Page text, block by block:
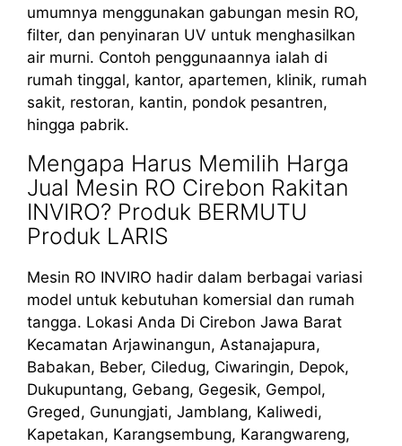
umumnya menggunakan gabungan mesin RO,
filter, dan penyinaran UV untuk menghasilkan
air murni. Contoh penggunaannya ialah di
rumah tinggal, kantor, apartemen, klinik, rumah
sakit, restoran, kantin, pondok pesantren,
hingga pabrik.
Mengapa Harus Memilih Harga
Jual Mesin RO Cirebon Rakitan
INVIRO? Produk BERMUTU
Produk LARIS
Mesin RO INVIRO hadir dalam berbagai variasi
model untuk kebutuhan komersial dan rumah
tangga. Lokasi Anda Di Cirebon Jawa Barat
Kecamatan Arjawinangun, Astanajapura,
Babakan, Beber, Ciledug, Ciwaringin, Depok,
Dukupuntang, Gebang, Gegesik, Gempol,
Greged, Gunungjati, Jamblang, Kaliwedi,
Kapetakan, Karangsembung, Karangwareng,